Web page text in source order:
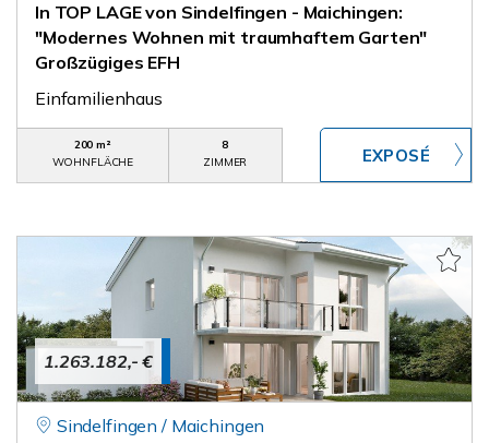
In TOP LAGE von Sindelfingen - Maichingen:
"Modernes Wohnen mit traumhaftem Garten"
Großzügiges EFH
Einfamilienhaus
200 m²
WOHNFLÄCHE
8
ZIMMER
1.263.182,- €
Sindelfingen / Maichingen